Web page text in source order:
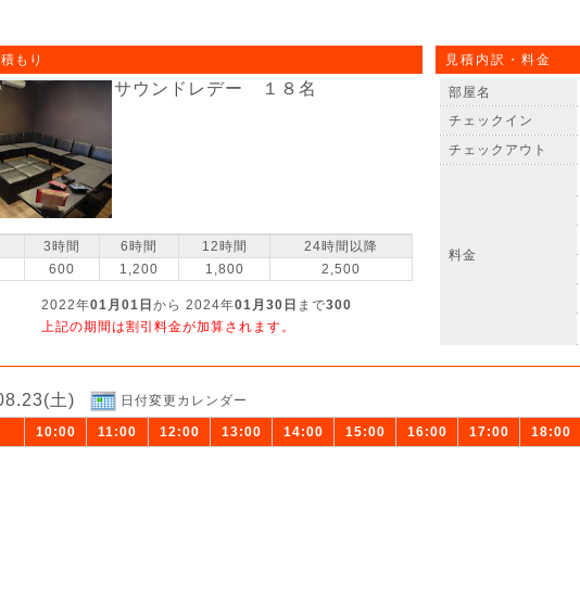
もり
サウンドレデー １８名
3時間 6時間 12時間
24時間以降
600 1,200 1,800 2,500
2022年01月01日 から 2024年01月30日 まで300
上記の期間は割引料金が加算されます。
見積内訳・料金
部屋名
チェックイン
チェックアウト
料金
土) 日付変更カレンダー
10:00 11:00 12:00 13:00 14:00 15:00 16:00 17:00 18:00